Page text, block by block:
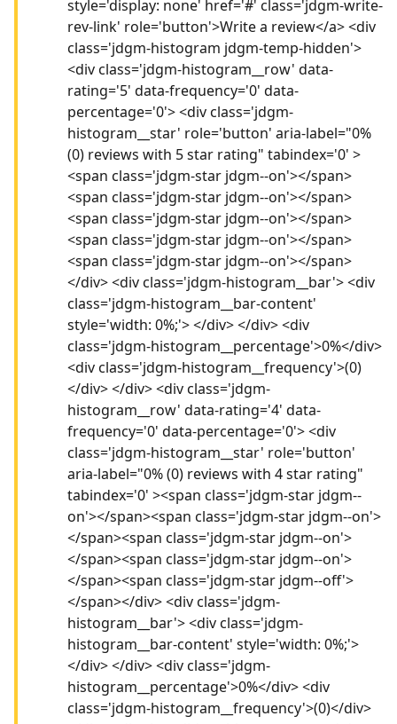
style='display: none' href='#' class='jdgm-write-
rev-link' role='button'>Write a review</a> <div
class='jdgm-histogram jdgm-temp-hidden'>
<div class='jdgm-histogram__row' data-
rating='5' data-frequency='0' data-
percentage='0'> <div class='jdgm-
histogram__star' role='button' aria-label="0%
(0) reviews with 5 star rating" tabindex='0' >
<span class='jdgm-star jdgm--on'></span>
<span class='jdgm-star jdgm--on'></span>
<span class='jdgm-star jdgm--on'></span>
<span class='jdgm-star jdgm--on'></span>
<span class='jdgm-star jdgm--on'></span>
</div> <div class='jdgm-histogram__bar'> <div
class='jdgm-histogram__bar-content'
style='width: 0%;'> </div> </div> <div
class='jdgm-histogram__percentage'>0%</div>
<div class='jdgm-histogram__frequency'>(0)
</div> </div> <div class='jdgm-
histogram__row' data-rating='4' data-
frequency='0' data-percentage='0'> <div
class='jdgm-histogram__star' role='button'
aria-label="0% (0) reviews with 4 star rating"
tabindex='0' ><span class='jdgm-star jdgm--
on'></span><span class='jdgm-star jdgm--on'>
</span><span class='jdgm-star jdgm--on'>
</span><span class='jdgm-star jdgm--on'>
</span><span class='jdgm-star jdgm--off'>
</span></div> <div class='jdgm-
histogram__bar'> <div class='jdgm-
histogram__bar-content' style='width: 0%;'>
</div> </div> <div class='jdgm-
histogram__percentage'>0%</div> <div
class='jdgm-histogram__frequency'>(0)</div>